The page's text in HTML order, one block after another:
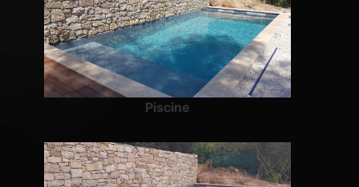
Piscine